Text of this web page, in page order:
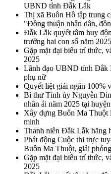
UBND tỉnh Đắk Lắk
Thị xã Buôn Hồ tập trung
"Đồng thuận nhân dân,
Đắk Lắk quyết tâm huy
trưởng hai con số năm 2025
Gặp mặt đại biểu trí thức,
2025
Lãnh đạo UBND tỉnh Đắk
phụ nữ
Quyết liệt giải ngân 100%
Bí thư Tỉnh ủy Nguyễn
nhân ái năm 2025 tại
Xây dựng Buôn Ma Thuột
minh
Thanh niên Đắk Lắk hăng
Phát động Cuộc thi trực
Buôn Ma Thuột, giải
Gặp mặt đại biểu trí thức,
2025